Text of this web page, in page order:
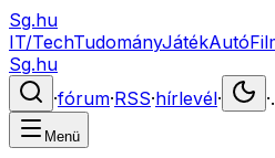
Sg.hu
IT/TechTudományJátékAutó
Sg.hu
·fórum·RSS·hírlevél· ·
Menü